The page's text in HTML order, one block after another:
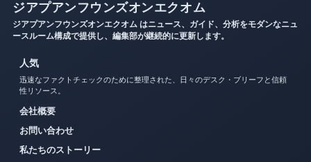
ジアプアンフウンズオンエクオム
ジアプアンフウンズオンエクオム はニュース、ガイド、分析をモダンなニュ
ースルーム構成で提供し、編集部が継続的に更新します。
人気
迅速なファクトチェックのために整理された、日々のデスク・ブリーフと信頼
性リソース。
会社概要
お問い合わせ
私たちのストーリー